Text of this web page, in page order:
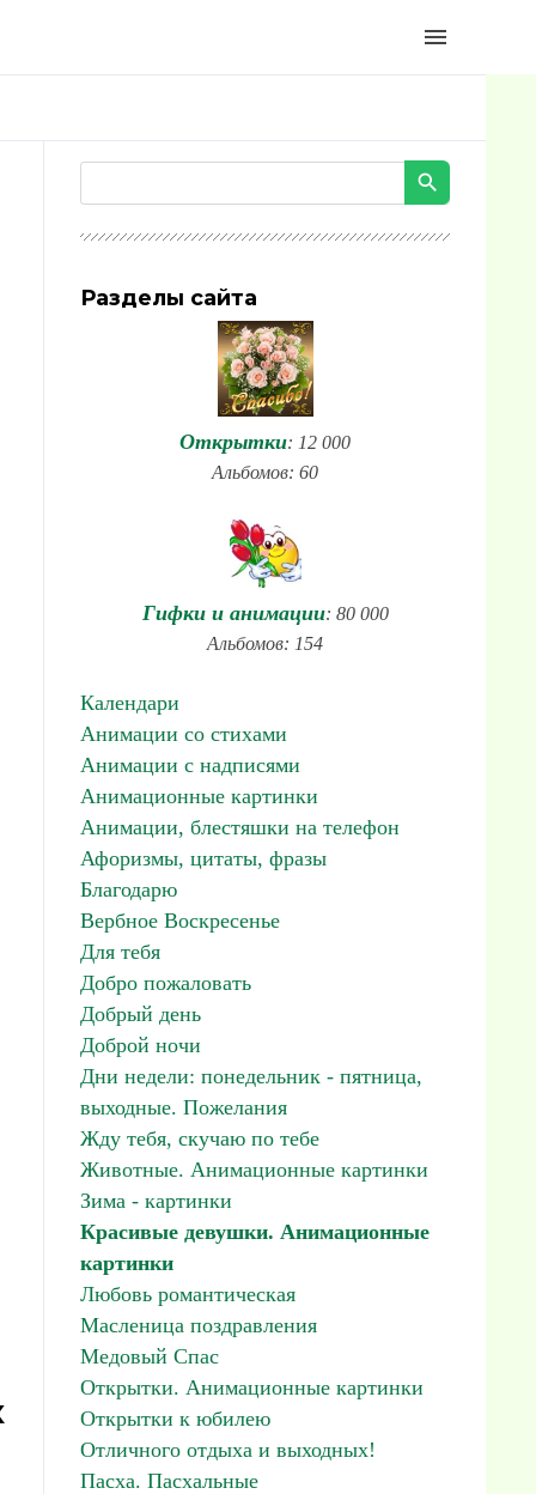
menu
Разделы сайта
Открытки: 12 000
Альбомов: 60
Гифки и анимации: 80 000
Альбомов: 154
Календари
Анимации со стихами
Анимации с надписями
Анимационные картинки
Анимации, блестяшки на телефон
Афоризмы, цитаты, фразы
Благодарю
Вербное Воскресенье
Для тебя
Добро пожаловать
Добрый день
Доброй ночи
Дни недели: понедельник - пятница,
выходные. Пожелания
Жду тебя, скучаю по тебе
Животные. Анимационные картинки
Зима - картинки
Красивые девушки. Анимационные
картинки
Любовь романтическая
Масленица поздравления
Медовый Спас
Открытки. Анимационные картинки
Открытки к юбилею
Отличного отдыха и выходных!
Пасха. Пасхальные